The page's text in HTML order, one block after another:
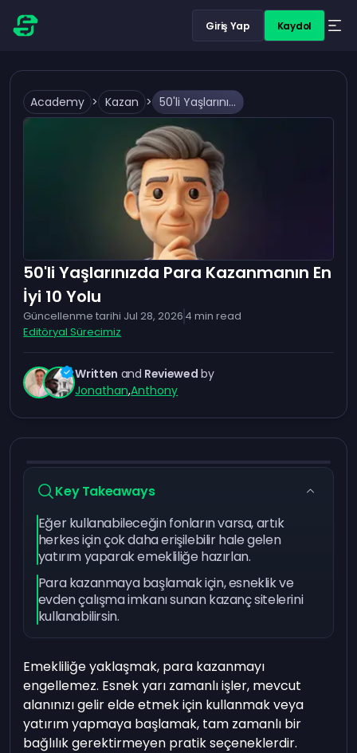
Giriş Yap Kaydol
Academy > Kazan > 50'li Yaşlarınızda Para Kazanmanın En İyi 10 Yolu
50'li Yaşlarınızda Para Kazanmanın En
İyi 10 Yolu
Güncellenme tarihi Jul 28, 2026 4 min read
Editöryal Sürecimiz
Written and Reviewed by
Jonathan,Anthony
Key Takeaways
Eğer kullanabileceğin fonların varsa, artık
herkes için çok daha erişilebilir hale gelen
yatırım yaparak emekliliğe hazırlan.
Para kazanmaya başlamak için, esneklik ve
evden çalışma imkanı sunan kazanç sitelerini
kullanabilirsin.
Emekliliğe yaklaşmak, para kazanmayı
engellemez. Esnek yarı zamanlı işler, mevcut
alanınızı gelir elde etmek için kullanmak veya
yatırım yapmaya başlamak, tam zamanlı bir
bağlılık gerektirmeyen pratik seçeneklerdir.